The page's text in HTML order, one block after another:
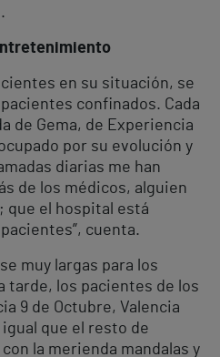
en su situación, se
confinados. Cada
de Gema, de Experiencia
por su evolución y
diarias me han
de los médicos, alguien
que el hospital está
cuenta.
muy largas para los
tarde, los pacientes de los
9 de Octubre, Valencia
igual que el resto de
la merienda mandalas y